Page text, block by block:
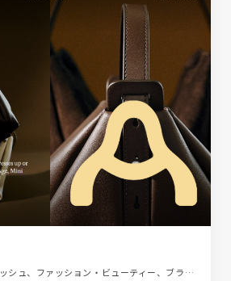
エレガント、スタイリッシュ、ファッション・ビューティー、ブランド・サービスサイト、ベージュ・ゴールド系、大きめ写真